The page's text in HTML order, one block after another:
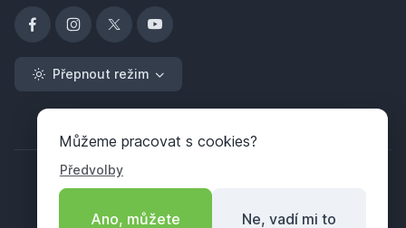
Přepnout režim
Můžeme pracovat s cookies?
Předvolby
Ano, můžete Ne, vadí mi to